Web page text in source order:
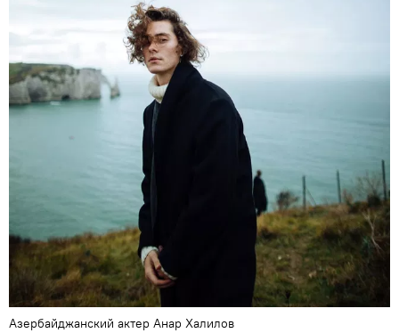
Азербайджанский актер Анар Халилов